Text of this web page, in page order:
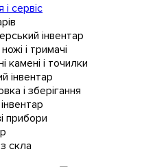
і сервіс
інвентар
і тримачі
камені і точилки
інвентар
і зберігання
прибори
скла